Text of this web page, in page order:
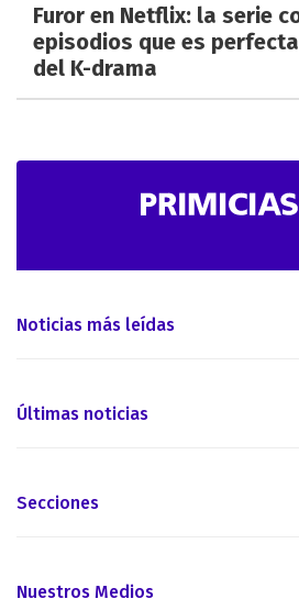
Furor en Netflix: la serie
episodios que es
del K-drama
Noticias más leídas
Últimas noticias
Secciones
Nuestros Medios